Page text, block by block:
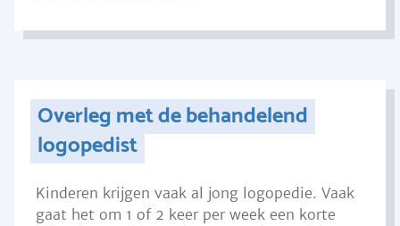
Overleg met de behandelend
logopedist
Kinderen krijgen vaak al jong logopedie. Vaak
gaat het om 1 of 2 keer per week een korte